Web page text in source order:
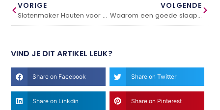
VORIGE
Slotenmaker Houten voor betrouwbare hulp en spoed
VOLGENDE
Waarom een goede slaapkamer meer is dan alleen een mooi bed
VIND JE DIT ARTIKEL LEUK?
Share on Facebook Share on Twitter
Share on Linkdin Share on Pinterest